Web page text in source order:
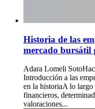
Historia de las
mercado bursátil
Adara Lomeli Soto
Introducción a las
en la historiaA lo largo
financieros,
valoraciones...